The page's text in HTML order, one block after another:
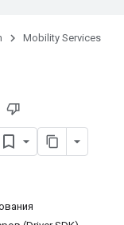
Mobility Services